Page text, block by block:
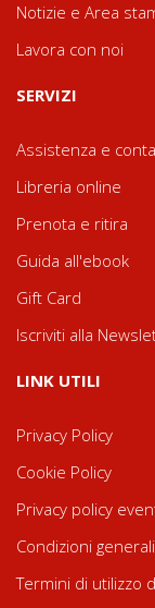
Notizie e Area
Lavora con noi
SERVIZI
Assistenza e
Libreria online
Prenota e ritira
Guida all'ebook
Gift Card
Iscriviti alla
LINK UTILI
Privacy Policy
Cookie Policy
Privacy policy
Condizioni
Termini di utilizzo